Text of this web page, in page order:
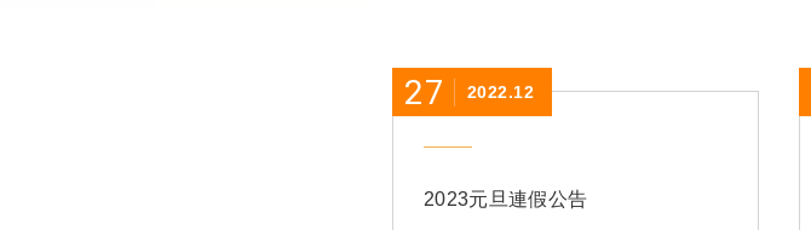
27 2022.12
2023元旦連假公告